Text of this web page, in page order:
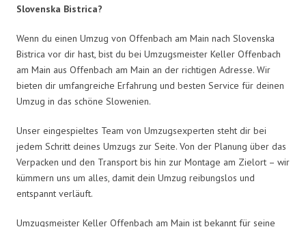
Slovenska Bistrica?
Wenn du einen Umzug von Offenbach am Main nach Slovenska
Bistrica vor dir hast, bist du bei Umzugsmeister Keller Offenbach
am Main aus Offenbach am Main an der richtigen Adresse. Wir
bieten dir umfangreiche Erfahrung und besten Service für deinen
Umzug in das schöne Slowenien.
Unser eingespieltes Team von Umzugsexperten steht dir bei
jedem Schritt deines Umzugs zur Seite. Von der Planung über das
Verpacken und den Transport bis hin zur Montage am Zielort – wir
kümmern uns um alles, damit dein Umzug reibungslos und
entspannt verläuft.
Umzugsmeister Keller Offenbach am Main ist bekannt für seine